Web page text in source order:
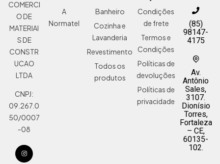
COMERCI
O DE
MATERIAI
S DE
CONSTR
UCAO
LTDA
CNPJ:
09.267.0
50/0007
-08
A
Normatel
Banheiro
Cozinha e
Lavanderia
Revestimento
Todos os
produtos
Condições
de frete
Termos e
Condições
Políticas de
devoluções
Políticas de
privacidade
(85)
98147-
4175
Av.
Antônio
Sales,
3107.
Dionísio
Torres,
Fortaleza
– CE,
60135-
102.